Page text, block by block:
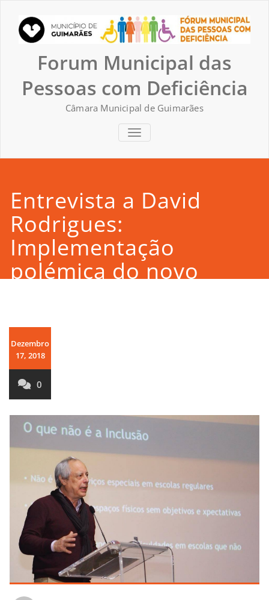
content
Forum Municipal das
Pessoas com Deficiência
Câmara Municipal de Guimarães
TOGGLE NAVIGATION
Entrevista a David
Rodrigues:
Implementação
polémica do novo
Dezembro
17, 2018
0